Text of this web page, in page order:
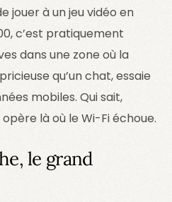
jouer à un jeu vidéo en
c’est pratiquement
dans une zone où la
qu’un chat, essaie
mobiles. Qui sait,
là où le Wi-Fi échoue.
le grand